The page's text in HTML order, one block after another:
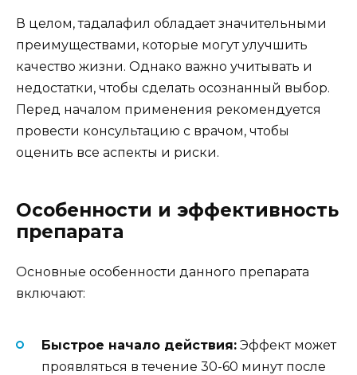
В целом, тадалафил обладает значительными
преимуществами, которые могут улучшить
качество жизни. Однако важно учитывать и
недостатки, чтобы сделать осознанный выбор.
Перед началом применения рекомендуется
провести консультацию с врачом, чтобы
оценить все аспекты и риски.
Особенности и эффективность
препарата
Основные особенности данного препарата
включают:
Быстрое начало действия: Эффект может
проявляться в течение 30-60 минут после